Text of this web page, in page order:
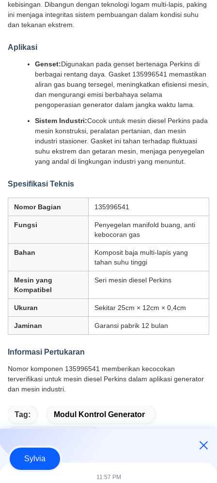
kebisingan. Dibangun dengan teknologi logam multi-lapis, paking
ini menjaga integritas sistem pembuangan dalam kondisi suhu
dan tekanan ekstrem.
Aplikasi
Genset:Digunakan pada genset bertenaga Perkins di
berbagai rentang daya. Gasket 135996541 memastikan
aliran gas buang tersegel, meningkatkan efisiensi mesin,
dan mengurangi emisi berbahaya selama
pengoperasian generator dalam jangka waktu lama.
Sistem Industri:Cocok untuk mesin diesel Perkins pada
mesin konstruksi, peralatan pertanian, dan mesin
industri stasioner. Gasket ini tahan terhadap fluktuasi
suhu ekstrem dan getaran mesin, menjaga penyegelan
yang andal di lingkungan industri yang menuntut.
Spesifikasi Teknis
Nomor Bagian 135996541
Fungsi
Penyegelan manifold buang, anti
kebocoran gas
Bahan
Komposit baja multi-lapis yang
tahan suhu tinggi
Mesin yang
Kompatibel
Seri mesin diesel Perkins
Ukuran Sekitar 25cm × 12cm × 0,4cm
Jaminan Garansi pabrik 12 bulan
Informasi Pertukaran
Nomor komponen 135996541 memberikan kecocokan
terverifikasi untuk mesin diesel Perkins dalam aplikasi generator
dan mesin industri.
Tag: Modul Kontrol Generator
Sylvia
11:57 PM